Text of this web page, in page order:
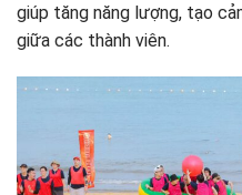
giúp tăng năng lượng, tạo
giữa các thành viên.